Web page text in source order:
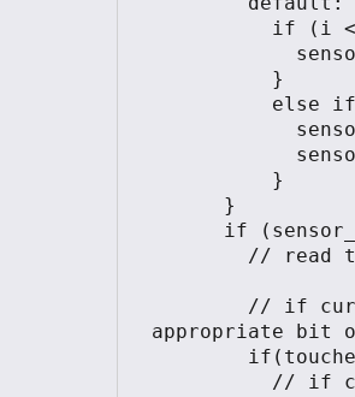
appropriate bit